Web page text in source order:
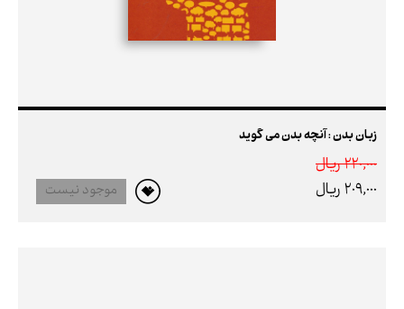
زبان بدن : آنچه بدن می گوید
220,000 ريال
209,000 ريال
موجود نیست